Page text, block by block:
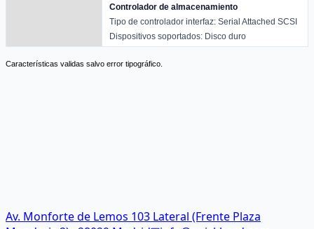
Controlador de almacenamiento
Tipo de controlador interfaz: Serial Attached SCSI
Dispositivos soportados: Disco duro
Características validas salvo error tipográfico.
Av. Monforte de Lemos 103 Lateral (Frente Plaza